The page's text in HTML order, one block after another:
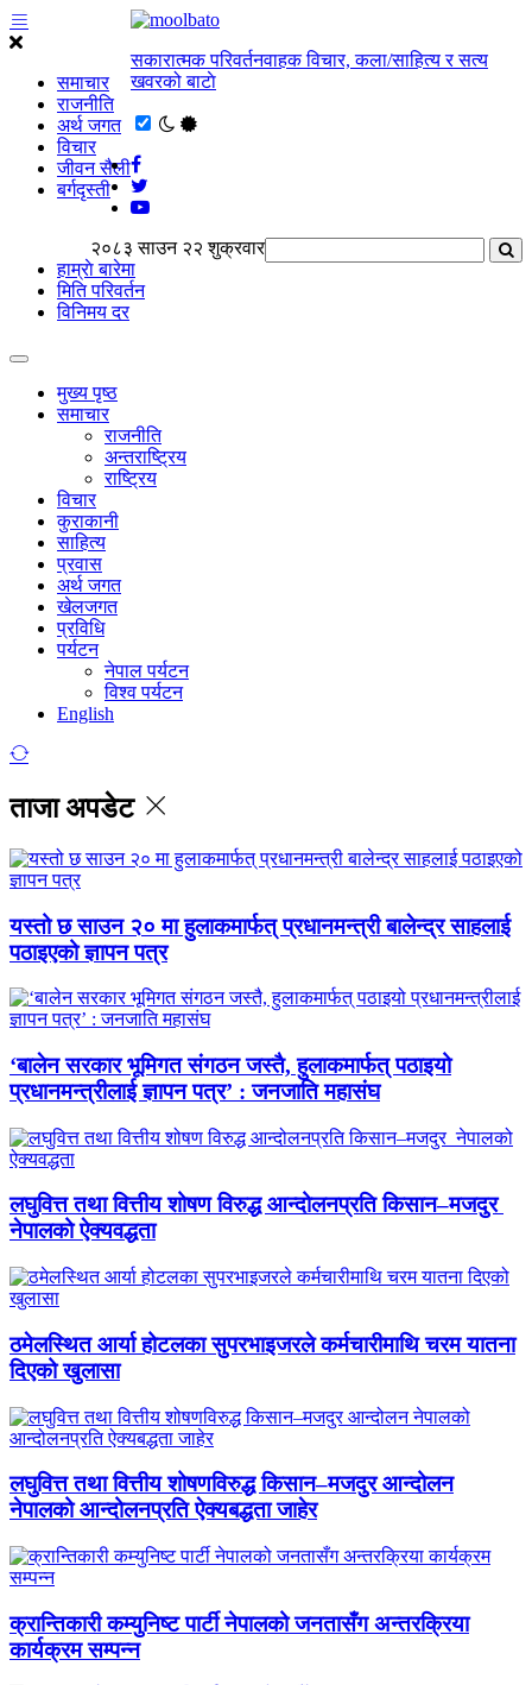
समाचार
राजनीति
अर्थ जगत
विचार
जीवन सैली
बर्गदृस्ती
सकारात्मक परिवर्तनवाहक विचार, कला/साहित्य र सत्य
खवरको बाटाे
२०८३ साउन २२ शुक्रवार
हाम्राे बारेमा
मिति परिवर्तन
विनिमय दर
मुख्य पृष्ठ
समाचार
राजनीति
अन्तराष्ट्रिय
राष्ट्रिय
विचार
कुराकानी
साहित्य
प्रवास
अर्थ जगत
खेलजगत
प्रविधि
पर्यटन
नेपाल पर्यटन
विश्व पर्यटन
English
ताजा अपडेट
यस्तो छ साउन २० मा हुलाकमार्फत् प्रधानमन्त्री बालेन्द्र साहलाई
पठाइएको ज्ञापन पत्र
‘बालेन सरकार भूमिगत संगठन जस्तै, हुलाकमार्फत् पठाइयो
प्रधानमन्त्रीलाई ज्ञापन पत्र’ : जनजाति महासंघ
लघुवित्त तथा वित्तीय शोषण विरुद्ध आन्दोलनप्रति किसान–मजदुर
नेपालको ऐक्यवद्धता
ठमेलस्थित आर्या होटलका सुपरभाइजरले कर्मचारीमाथि चरम यातना
दिएको खुलासा
लघुवित्त तथा वित्तीय शोषणविरुद्ध किसान–मजदुर आन्दोलन
नेपालको आन्दोलनप्रति ऐक्यबद्धता जाहेर
क्रान्तिकारी कम्युनिष्ट पार्टी नेपालको जनतासँग अन्तरक्रिया
कार्यक्रम सम्पन्न